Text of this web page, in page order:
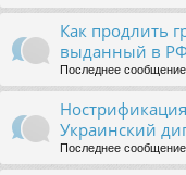
Как продлить
выданный в
Последнее сообщение
Украинский
Последнее сообщение